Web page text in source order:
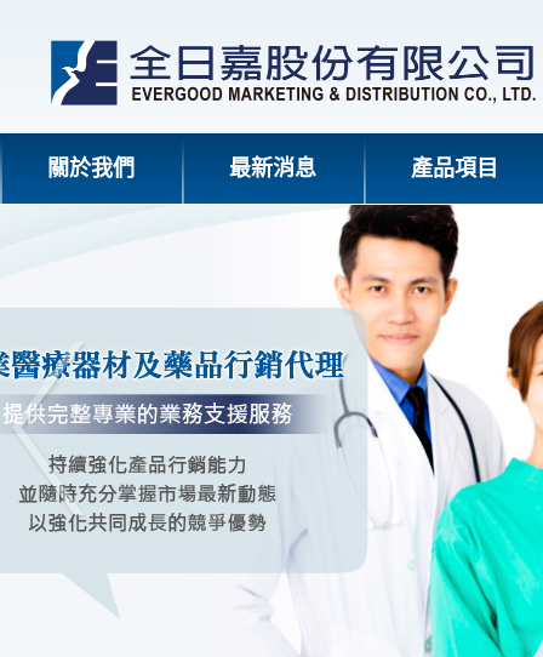
關於我們 最新消息 產品項目